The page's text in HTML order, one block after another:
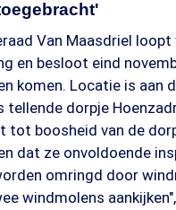
Van Maasdriel loopt
en besloot eind
komen. Locatie is aan
tellende dorpje
tot boosheid van de
dat ze onvoldoende
omringd door
windmolens